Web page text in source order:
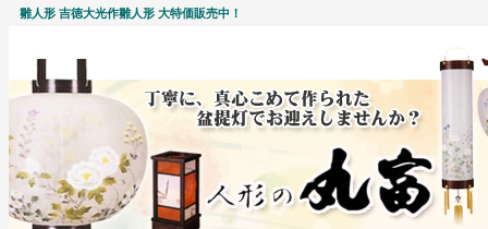
雛人形 吉徳大光作雛人形 大特価販売中！